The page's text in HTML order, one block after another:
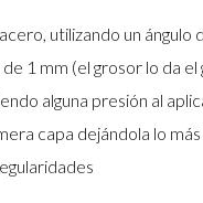
utilizando un ángulo
1 mm (el grosor lo da el
alguna presión al
capa dejándola lo